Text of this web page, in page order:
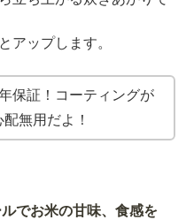
アップします。
保証！コーティングが
無用だよ！
でお米の甘味、食感を